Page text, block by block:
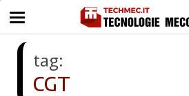
tag:
CGT